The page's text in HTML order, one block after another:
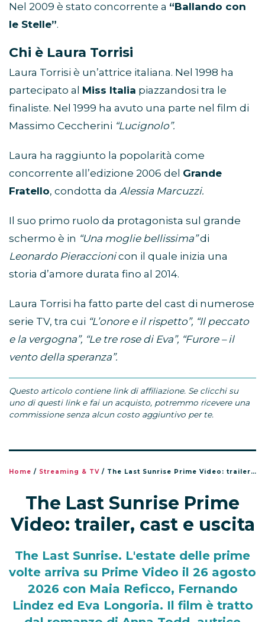
Nel 2009 è stato concorrente a “Ballando con
le Stelle”.
Chi è Laura Torrisi
Laura Torrisi è un’attrice italiana. Nel 1998 ha
partecipato al Miss Italia piazzandosi tra le
finaliste. Nel 1999 ha avuto una parte nel film di
Massimo Ceccherini “Lucignolo”.
Laura ha raggiunto la popolarità come
concorrente all’edizione 2006 del Grande
Fratello, condotta da Alessia Marcuzzi.
Il suo primo ruolo da protagonista sul grande
schermo è in “Una moglie bellissima”di
Leonardo Pieraccionicon il quale inizia una
storia d’amore durata fino al 2014.
Laura Torrisi ha fatto parte del cast di numerose
serie TV, tra cui “L’onore e il rispetto”, “Il peccato
e la vergogna”, “Le tre rose di Eva”, “Furore – il
vento della speranza”.
Questo articolo contiene link di affiliazione. Se clicchi su
uno di questi link e fai un acquisto, potremmo ricevere una
commissione senza alcun costo aggiuntivo per te.
Home / Streaming & TV / The Last Sunrise Prime Video: trailer, cast e uscita
The Last Sunrise Prime
Video: trailer, cast e uscita
The Last Sunrise. L'estate delle prime
volte arriva su Prime Video il 26 agosto
2026 con Maia Reficco, Fernando
Lindez ed Eva Longoria. Il film è tratto